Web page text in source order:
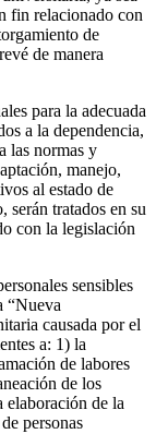
fin relacionado con
de
de manera
para la adecuada
a la dependencia,
las normas y
manejo,
al estado de
serán tratados en su
con la legislación
sensibles
“Nueva
causada por el
a: 1) la
de labores
de los
elaboración de la
personas